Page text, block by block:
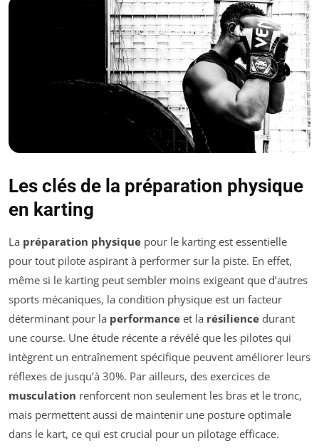
Les clés de la préparation physique
en karting
La préparation physique pour le karting est essentielle
pour tout pilote aspirant à performer sur la piste. En effet,
même si le karting peut sembler moins exigeant que d’autres
sports mécaniques, la condition physique est un facteur
déterminant pour la performance et la résilience durant
une course. Une étude récente a révélé que les pilotes qui
intègrent un entraînement spécifique peuvent améliorer leurs
réflexes de jusqu’à 30%. Par ailleurs, des exercices de
musculation renforcent non seulement les bras et le tronc,
mais permettent aussi de maintenir une posture optimale
dans le kart, ce qui est crucial pour un pilotage efficace.